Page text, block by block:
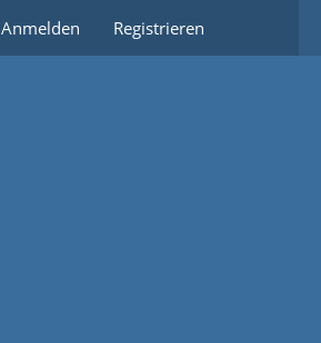
Partnerlinks
Anmelden Registrieren